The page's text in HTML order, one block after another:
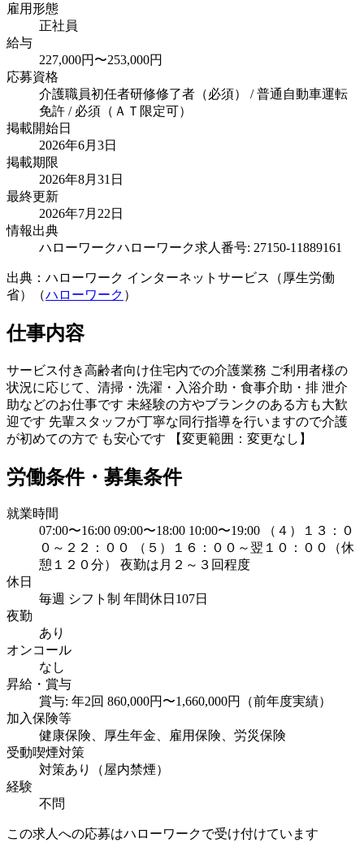
雇用形態
正社員
給与
227,000円〜253,000円
応募資格
介護職員初任者研修修了者（必須） / 普通自動車運転
免許 / 必須（ＡＴ限定可）
掲載開始日
2026年6月3日
掲載期限
2026年8月31日
最終更新
2026年7月22日
情報出典
ハローワークハローワーク求人番号: 27150-11889161
出典：ハローワーク インターネットサービス（厚生労働
省）（ハローワーク ）
仕事内容
サービス付き高齢者向け住宅内での介護業務 ご利用者様の
状況に応じて、清掃・洗濯・入浴介助・食事介助・排 泄介
助などのお仕事です 未経験の方やブランクのある方も大歓
迎です 先輩スタッフが丁寧な同行指導を行いますので介護
が初めての方で も安心です 【変更範囲：変更なし】
労働条件・募集条件
就業時間
07:00〜16:00 09:00〜18:00 10:00〜19:00 （４）１３：０
０～２２：００ （５）１６：００～翌１０：００（休
憩１２０分） 夜勤は月２～３回程度
休日
毎週 シフト制 年間休日107日
夜勤
あり
オンコール
なし
昇給・賞与
賞与: 年2回 860,000円〜1,660,000円（前年度実績）
加入保険等
健康保険、厚生年金、雇用保険、労災保険
受動喫煙対策
対策あり（屋内禁煙）
経験
不問
この求人への応募はハローワークで受け付けています